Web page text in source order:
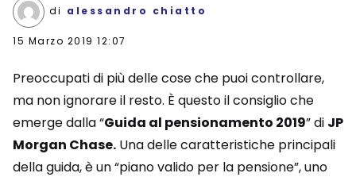
di alessandro chiatto
15 Marzo 2019 12:07
Preoccupati di più delle cose che puoi controllare,
ma non ignorare il resto. È questo il consiglio che
emerge dalla “Guida al pensionamento 2019” di JP
Morgan Chase. Una delle caratteristiche principali
della guida, è un “piano valido per la pensione”, uno